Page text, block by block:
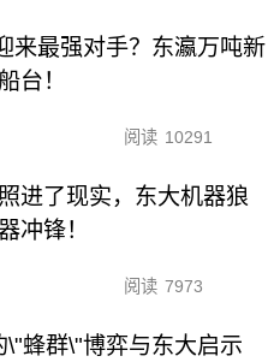
来最强对手？东瀛万吨新
台！
阅读 10291
进了现实，东大机器狼
冲锋！
阅读 7973
蜂群\"博弈与东大启示